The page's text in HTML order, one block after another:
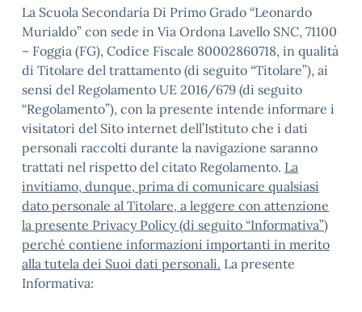
La Scuola Secondaria Di Primo Grado “Leonardo
Murialdo” con sede in Via Ordona Lavello SNC, 71100
– Foggia (FG), Codice Fiscale 80002860718, in qualità
di Titolare del trattamento (di seguito “Titolare”), ai
sensi del Regolamento UE 2016/679 (di seguito
“Regolamento”), con la presente intende informare i
visitatori del Sito internet dell’Istituto che i dati
personali raccolti durante la navigazione saranno
trattati nel rispetto del citato Regolamento. La
invitiamo, dunque, prima di comunicare qualsiasi
dato personale al Titolare, a leggere con attenzione
la presente Privacy Policy (di seguito “Informativa”)
perché contiene informazioni importanti in merito
alla tutela dei Suoi dati personali. La presente
Informativa: